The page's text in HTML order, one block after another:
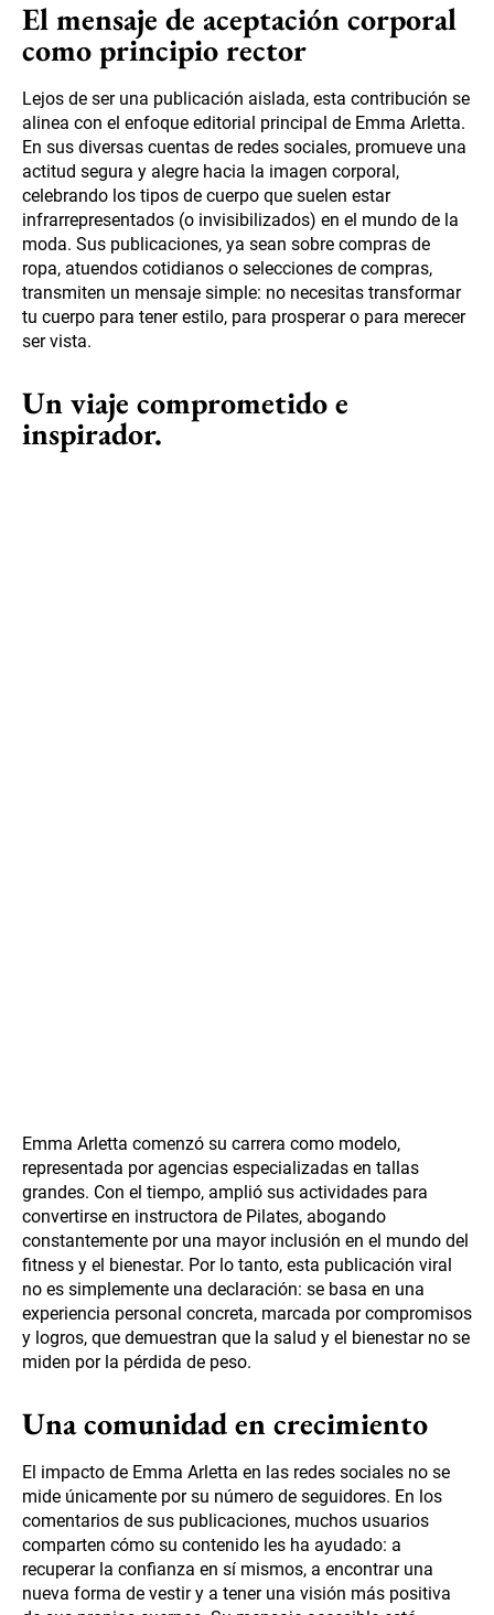
El mensaje de aceptación corporal
como principio rector
Lejos de ser una publicación aislada, esta contribución se
alinea con el enfoque editorial principal de Emma Arletta.
En sus diversas cuentas de redes sociales, promueve una
actitud segura y alegre hacia la imagen corporal,
celebrando los tipos de cuerpo que suelen estar
infrarrepresentados (o invisibilizados) en el mundo de la
moda. Sus publicaciones, ya sean sobre compras de
ropa, atuendos cotidianos o selecciones de compras,
transmiten un mensaje simple: no necesitas transformar
tu cuerpo para tener estilo, para prosperar o para merecer
ser vista.
Un viaje comprometido e
inspirador.
Emma Arletta comenzó su carrera como modelo,
representada por agencias especializadas en tallas
grandes. Con el tiempo, amplió sus actividades para
convertirse en instructora de Pilates, abogando
constantemente por una mayor inclusión en el mundo del
fitness y el bienestar. Por lo tanto, esta publicación viral
no es simplemente una declaración: se basa en una
experiencia personal concreta, marcada por compromisos
y logros, que demuestran que la salud y el bienestar no se
miden por la pérdida de peso.
Una comunidad en crecimiento
El impacto de Emma Arletta en las redes sociales no se
mide únicamente por su número de seguidores. En los
comentarios de sus publicaciones, muchos usuarios
comparten cómo su contenido les ha ayudado: a
recuperar la confianza en sí mismos, a encontrar una
nueva forma de vestir y a tener una visión más positiva